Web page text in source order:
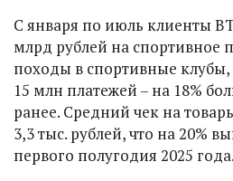
С января по июль клиенты
млрд рублей на спортивное
походы в спортивные
15 млн платежей – на 18%
ранее. Средний чек на
3,3 тыс. рублей, что на 20%
первого полугодия 2025 года.